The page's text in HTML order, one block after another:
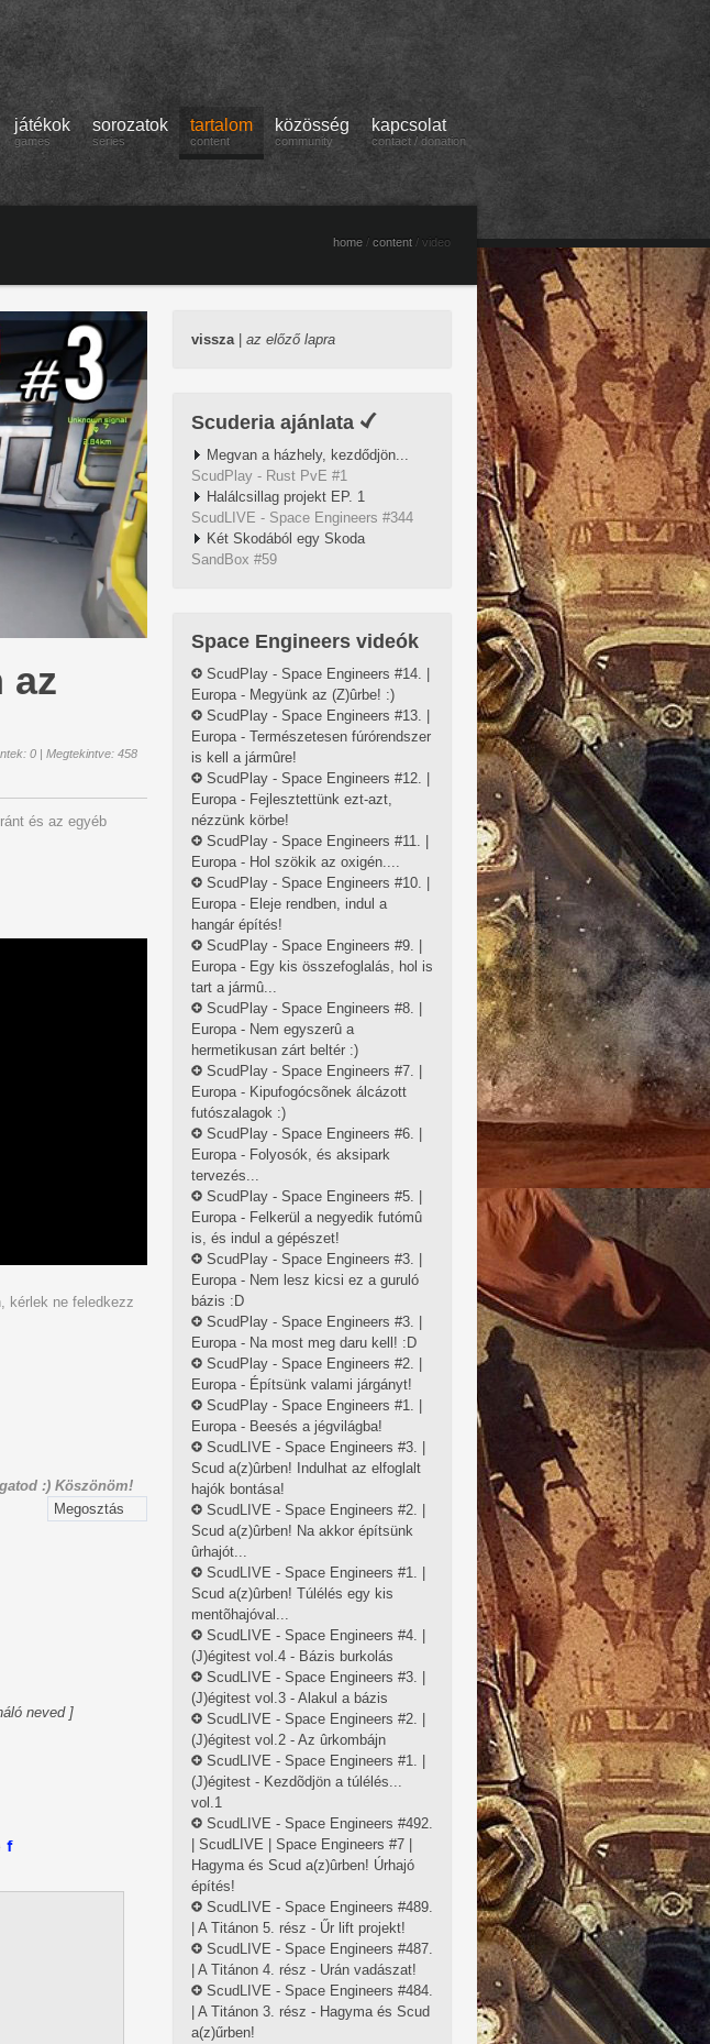
játékok
games
sorozatok
series
tartalom
content
közösség
community
kapcsolat
contact / donation
home / content / video
az
0 | Megtekintve: 458
és az egyéb
kérlek ne feledkezz
:) Köszönöm!
Megosztás
neved ]
vissza| az előző lapra
Scuderia ajánlata
Megvan a házhely, kezdődjön...
ScudPlay - Rust PvE #1
Halálcsillag projekt EP. 1
ScudLIVE - Space Engineers #344
Két Skodából egy Skoda
SandBox #59
Space Engineers videók
ScudPlay - Space Engineers #14. |
Europa - Megyünk az (Z)ûrbe! :)
ScudPlay - Space Engineers #13. |
Europa - Természetesen fúrórendszer
is kell a jármûre!
ScudPlay - Space Engineers #12. |
Europa - Fejlesztettünk ezt-azt,
nézzünk körbe!
ScudPlay - Space Engineers #11. |
Europa - Hol szökik az oxigén....
ScudPlay - Space Engineers #10. |
Europa - Eleje rendben, indul a
hangár építés!
ScudPlay - Space Engineers #9. |
Europa - Egy kis összefoglalás, hol is
tart a jármû...
ScudPlay - Space Engineers #8. |
Europa - Nem egyszerû a
hermetikusan zárt beltér :)
ScudPlay - Space Engineers #7. |
Europa - Kipufogócsõnek álcázott
futószalagok :)
ScudPlay - Space Engineers #6. |
Europa - Folyosók, és aksipark
tervezés...
ScudPlay - Space Engineers #5. |
Europa - Felkerül a negyedik futómû
is, és indul a gépészet!
ScudPlay - Space Engineers #3. |
Europa - Nem lesz kicsi ez a guruló
bázis :D
ScudPlay - Space Engineers #3. |
Europa - Na most meg daru kell! :D
ScudPlay - Space Engineers #2. |
Europa - Építsünk valami járgányt!
ScudPlay - Space Engineers #1. |
Europa - Beesés a jégvilágba!
ScudLIVE - Space Engineers #3. |
Scud a(z)ûrben! Indulhat az elfoglalt
hajók bontása!
ScudLIVE - Space Engineers #2. |
Scud a(z)ûrben! Na akkor építsünk
ûrhajót...
ScudLIVE - Space Engineers #1. |
Scud a(z)ûrben! Túlélés egy kis
mentõhajóval...
ScudLIVE - Space Engineers #4. |
(J)égitest vol.4 - Bázis burkolás
ScudLIVE - Space Engineers #3. |
(J)égitest vol.3 - Alakul a bázis
ScudLIVE - Space Engineers #2. |
(J)égitest vol.2 - Az ûrkombájn
ScudLIVE - Space Engineers #1. |
(J)égitest - Kezdõdjön a túlélés...
vol.1
ScudLIVE - Space Engineers #492.
| ScudLIVE | Space Engineers #7 |
Hagyma és Scud a(z)ûrben! Úrhajó
építés!
ScudLIVE - Space Engineers #489.
| A Titánon 5. rész - Űr lift projekt!
ScudLIVE - Space Engineers #487.
| A Titánon 4. rész - Urán vadászat!
ScudLIVE - Space Engineers #484.
| A Titánon 3. rész - Hagyma és Scud
a(z)űrben!